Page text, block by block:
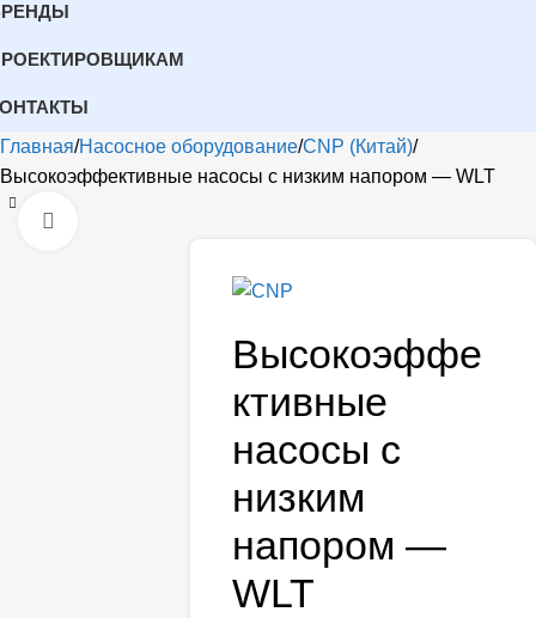
Главная Насосное оборудование CNP (Китай)
Высокоэффективные насосы с низким напором — WLT
Высокоэффе
ктивные
насосы с
низким
напором —
WLT